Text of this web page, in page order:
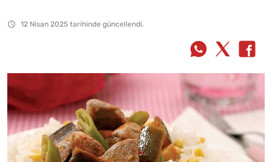
12 Nisan 2025 tarihinde güncellendi.